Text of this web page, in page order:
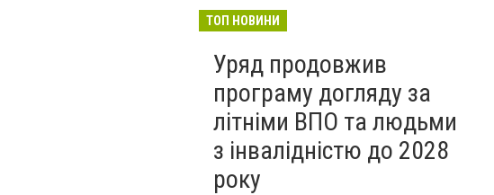
адміністрація оскаржує
судами право власності на
житло
Вчора
ТОП НОВИНИ
Уряд продовжив
програму догляду за
літніми ВПО та людьми
з інвалідністю до 2028
року